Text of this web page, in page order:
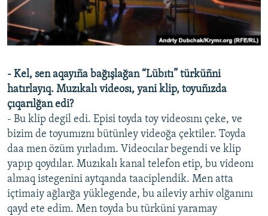
- Kel, sen aqayıña bağışlağan “Lübıtı” türküñni
hatırlayıq. Muzıkalı videosı, yani klip, toyuñızda
çıqarılğan edi?
- Bu klip degil edi. Episi toyda toy videosını çeke, ve
bizim de toyumıznı bütünley videoğa çektiler. Toyda
daa men özüm yırladım. Videocılar begendi ve klip
yapıp qoydılar. Muzıkalı kanal telefon etip, bu videonı
almaq istegenini aytqanda taaciplendik. Men atta
içtimaiy ağlarğa yüklegende, bu aileviy arhiv olğanını
qayd ete edim. Men toyda bu türküni yaramay